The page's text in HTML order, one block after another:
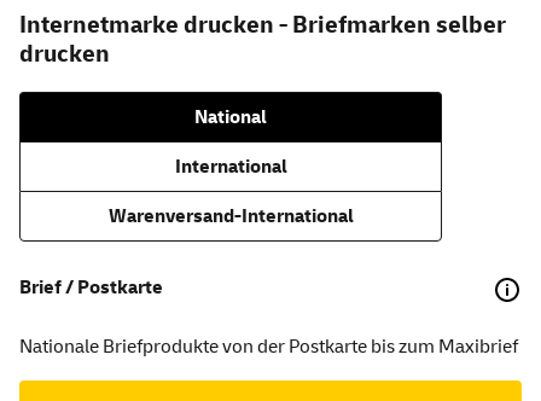
Internetmarke drucken - Briefmarken selber
drucken
National
International
Warenversand-International
Brief / Postkarte
Nationale Briefprodukte von der Postkarte bis zum Maxibrief